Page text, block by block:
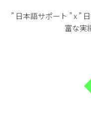
” 日本語サポート ” x ”
富な実